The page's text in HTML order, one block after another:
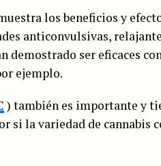
los beneficios y
anticonvulsivas,
demostrado ser eficaces
ejemplo.
) también es importante y
si la variedad de cannabis